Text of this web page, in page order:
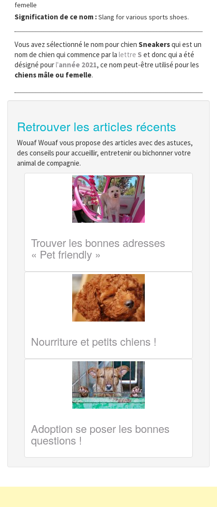
femelle
Signification de ce nom :Slang for various sports shoes.
Vous avez sélectionné le nom pour chien Sneakersqui est un
nom de chien qui commence par la lettre S et donc qui a été
désigné pourl'année 2021, ce nom peut-être utilisé pour les
chiens mâle ou femelle.
Retrouver les articles récents
Wouaf Wouaf vous propose des articles avec des astuces,
des conseils pour accueillir, entretenir ou bichonner votre
animal de compagnie.
Trouver les bonnes adresses
« Pet friendly »
Nourriture et petits chiens !
Adoption se poser les bonnes
questions !